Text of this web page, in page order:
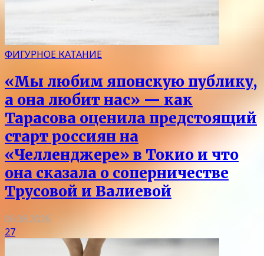
ФИГУРНОЕ КАТАНИЕ
«Мы любим японскую публику,
а она любит нас» — как
Тарасова оценила предстоящий
старт россиян на
«Челленджере» в Токио и что
она сказала о соперничестве
Трусовой и Валиевой
06.08.2026
27